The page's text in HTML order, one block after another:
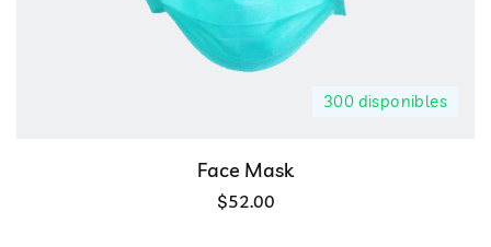
300 disponibles
Face Mask
$52.00